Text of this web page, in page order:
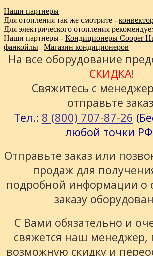
Наши партнеры
Для отопления так же смотрите -
Для электрического отопления
Наши партнеры - Кондиционеры Cooper
фанкойлы | Магазин кондиционеров
На все оборудование
СКИДКА!
Свяжитесь с
отправьте
Тел.: 8 (800) 707-87-26
любой точки
Отправьте заказ или
продаж для
подробной информации о
заказу
С Вами обязательно и
свяжется наш менеджер,
возможную скидку и